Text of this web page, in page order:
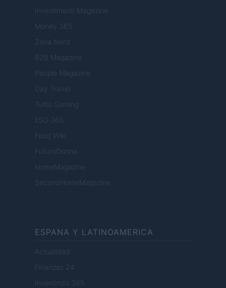
Investimenti Magazine
Money 365
Zona Nerd
B2B Magazine
People Magazine
Day Travel
Tutto Gaming
ESG 365
Food Wiki
FuturoDonna
HomeMagazine
SecondHomeMagazine
ESPANA Y LATINOAMERICA
Actualidad
Finanzas 24
Investindo 365